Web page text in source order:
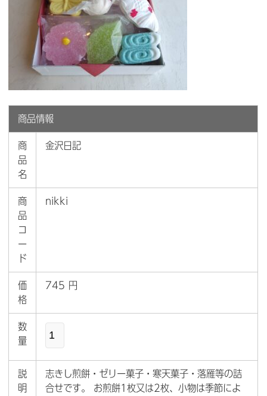
商品情報
商
品
名
金沢日記
商
品
コ
ー
ド
nikki
価
格
745 円
数
量
説
明
志きし煎餅・ゼリー菓子・寒天菓子・落雁等の詰
合せです。 お煎餅1枚又は2枚、小物は季節によ